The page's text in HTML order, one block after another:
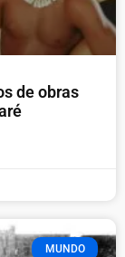
de obras
MUNDO